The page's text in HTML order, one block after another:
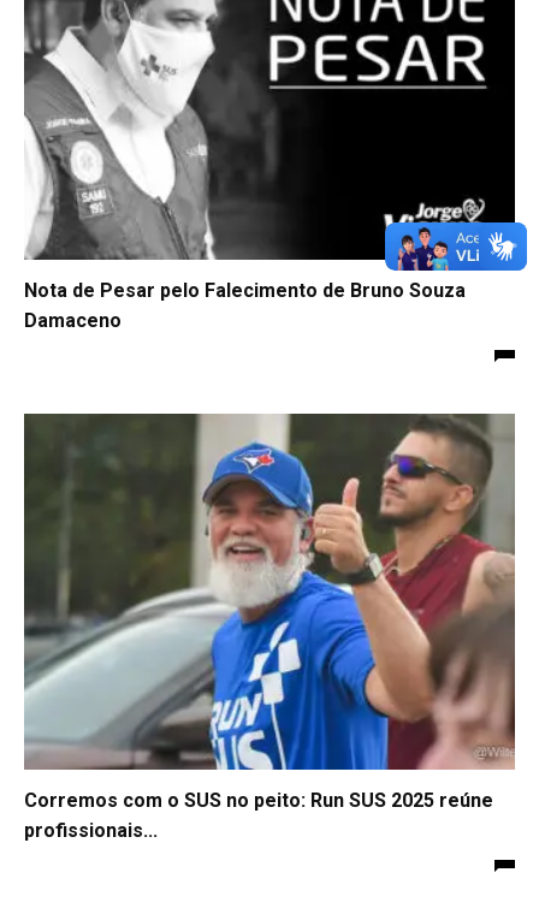
Nota de Pesar pelo Falecimento de Bruno Souza
Damaceno
Corremos com o SUS no peito: Run SUS 2025 reúne
profissionais...